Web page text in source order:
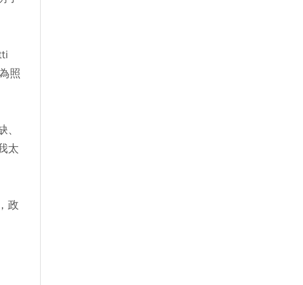
照
太
政